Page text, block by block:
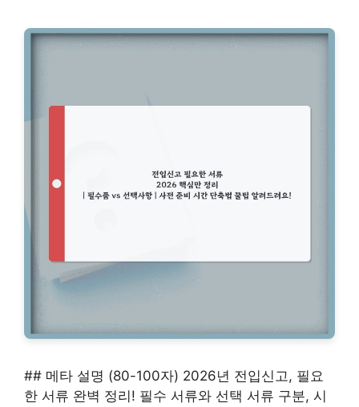
## 메타 설명 (80-100자) 2026년 전입신고, 필요
한 서류 완벽 정리! 필수 서류와 선택 서류 구분, 시